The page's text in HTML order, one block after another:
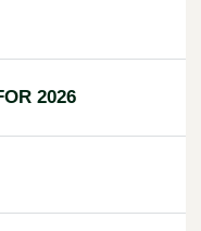
2026